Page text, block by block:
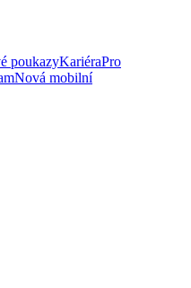
poukazyKariéraPro
Nová mobilní